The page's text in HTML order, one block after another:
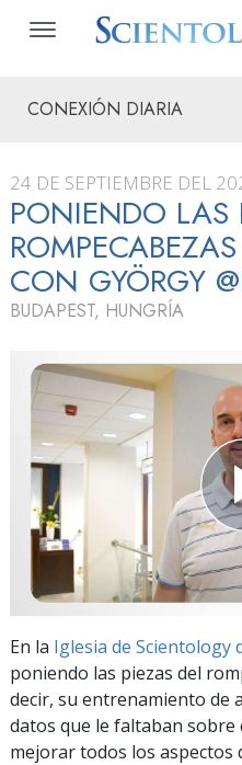
CONEXIÓN DIARIA
24 DE SEPTIEMBRE DEL
PONIENDO LAS
CON GYÖRGY
BUDAPEST, HUNGRÍA
En la Iglesia de Scientology
poniendo las piezas del
decir, su entrenamiento de
datos que le faltaban sobre
mejorar todos los aspectos